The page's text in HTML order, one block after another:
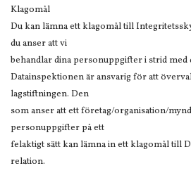
Klagomål
Du kan lämna ett klagomål till
du anser att vi
behandlar dina personuppgifter i strid
Datainspektionen är ansvarig för att
lagstiftningen. Den
som anser att ett företag/organisation/
personuppgifter på ett
felaktigt sätt kan lämna in ett klagomål till
relation.